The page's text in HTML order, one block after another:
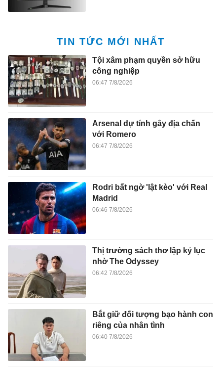
TIN TỨC MỚI NHẤT
Tội xâm phạm quyền sở hữu
công nghiệp
06:47 7/8/2026
Arsenal dự tính gây địa chấn
với Romero
06:47 7/8/2026
Rodri bất ngờ 'lật kèo' với Real
Madrid
06:46 7/8/2026
Thị trường sách thơ lập kỷ lục
nhờ The Odyssey
06:42 7/8/2026
Bắt giữ đối tượng bạo hành con
riêng của nhân tình
06:40 7/8/2026